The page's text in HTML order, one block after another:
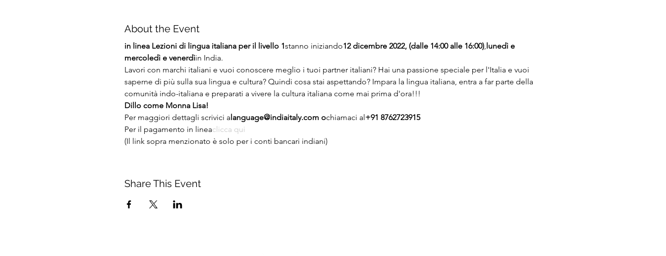
About the Event
in linea Lezioni di lingua italiana per il livello 1stanno iniziando12 dicembre 2022, (dalle 14:00 alle 16:00),lunedì e
mercoledì e venerdìin India.
Lavori con marchi italiani e vuoi conoscere meglio i tuoi partner italiani? Hai una passione speciale per l'Italia e vuoi
saperne di più sulla sua lingua e cultura? Quindi cosa stai aspettando? Impara la lingua italiana, entra a far parte della
comunità indo-italiana e preparati a vivere la cultura italiana come mai prima d'ora!!!
Dillo come Monna Lisa!
Per maggiori dettagli scrivici alanguage@indiaitaly.com ochiamaci al+91 8762723915
Per il pagamento in lineaclicca qui
(Il link sopra menzionato è solo per i conti bancari indiani)
Share This Event